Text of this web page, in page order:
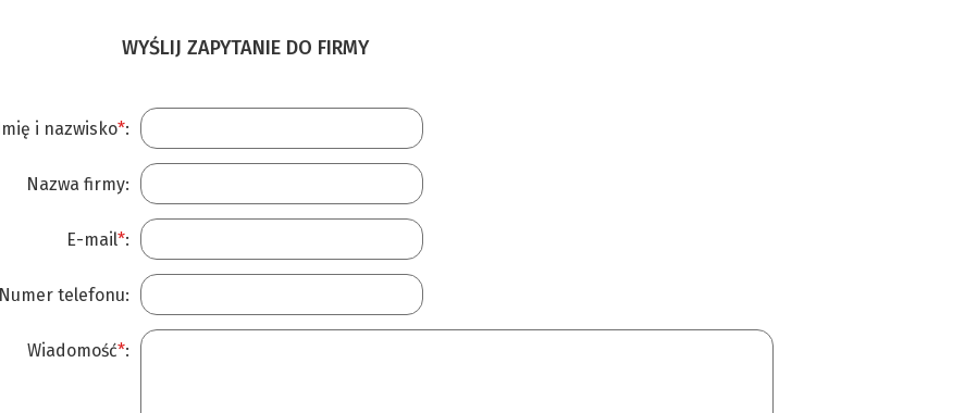
WYŚLIJ ZAPYTANIE DO FIRMY
Imię i nazwisko*:
Nazwa firmy:
E-mail*:
Numer telefonu:
Wiadomość*: